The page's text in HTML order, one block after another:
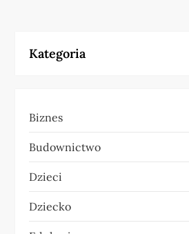
g
c
j
a
w
p
Kategoria
Biznes
Budownictwo
Dzieci
Dziecko